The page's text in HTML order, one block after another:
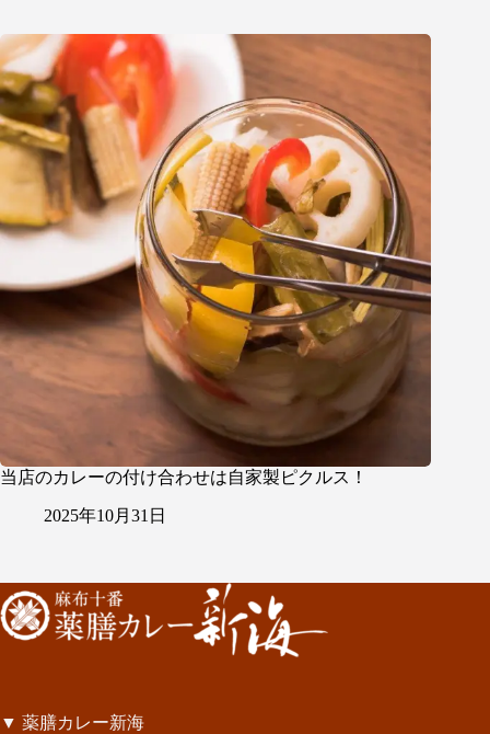
当店のカレーの付け合わせは自家製ピクルス！
2025年10月31日
▼ 薬膳カレー新海